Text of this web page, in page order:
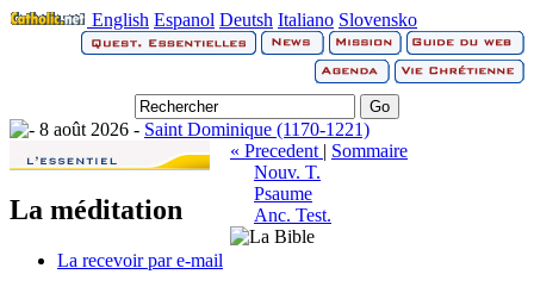
English Espanol Deutsh Italiano Slovensko
8 août 2026 - Saint Dominique (1170-1221)
La méditation
La recevoir par e-mail
« Precedent | Sommaire
Nouv. T.
Psaume
Anc. Test.